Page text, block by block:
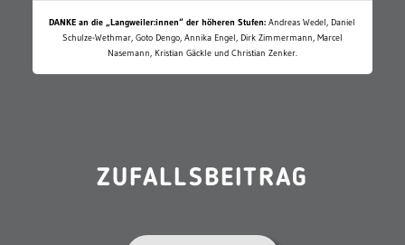
DANKE an die „Langweiler:innen“ der höheren Stufen: Andreas Wedel, Daniel
Schulze-Wethmar, Goto Dengo, Annika Engel, Dirk Zimmermann, Marcel
Nasemann, Kristian Gäckle und Christian Zenker.
ZUFALLSBEITRAG